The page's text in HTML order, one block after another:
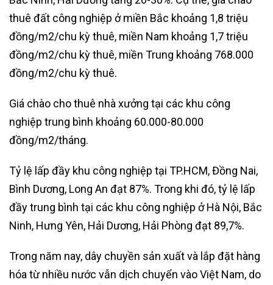
thuê đất công nghiệp ở miền Bắc khoảng 1,8 triệu
đồng/m2/chu kỳ thuê, miền Nam khoảng 1,7 triệu
đồng/m2/chu kỳ thuê, miền Trung khoảng 768.000
đồng/m2/chu kỳ thuê.
Giá chào cho thuê nhà xưởng tại các khu công
nghiệp trung bình khoảng 60.000-80.000
đồng/m2/tháng.
Tỷ lệ lấp đầy khu công nghiệp tại TP.HCM, Đồng Nai,
Bình Dương, Long An đạt 87%. Trong khi đó, tỷ lệ lấp
đầy trung bình tại các khu công nghiệp ở Hà Nội, Bắc
Ninh, Hưng Yên, Hải Dương, Hải Phòng đạt 89,7%.
Trong năm nay, dây chuyền sản xuất và lắp đặt hàng
hóa từ nhiều nước vẫn dịch chuyển vào Việt Nam, do